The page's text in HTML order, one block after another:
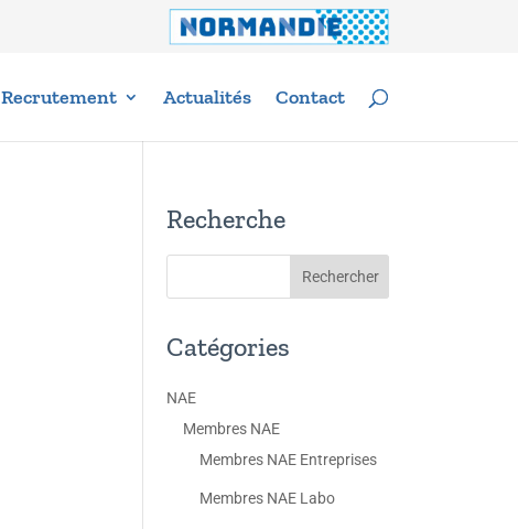
Recrutement Actualités Contact
Recherche
Catégories
NAE
Membres NAE
Membres NAE Entreprises
Membres NAE Labo